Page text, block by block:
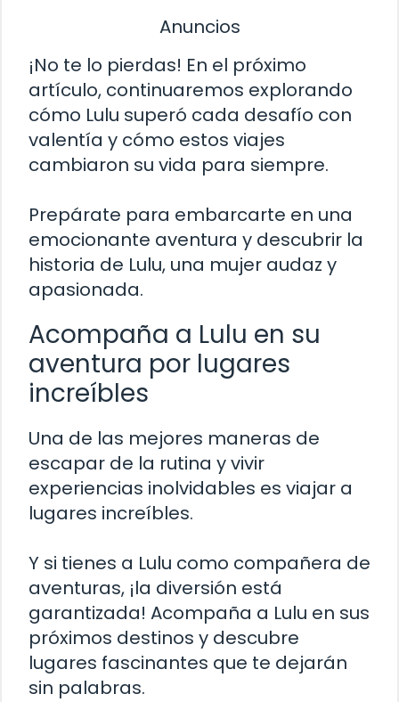
Anuncios
¡No te lo pierdas! En el próximo
artículo, continuaremos explorando
cómo Lulu superó cada desafío con
valentía y cómo estos viajes
cambiaron su vida para siempre.
Prepárate para embarcarte en una
emocionante aventura y descubrir la
historia de Lulu, una mujer audaz y
apasionada.
Acompaña a Lulu en su
aventura por lugares
increíbles
Una de las mejores maneras de
escapar de la rutina y vivir
experiencias inolvidables es viajar a
lugares increíbles.
Y si tienes a Lulu como compañera de
aventuras, ¡la diversión está
garantizada! Acompaña a Lulu en sus
próximos destinos y descubre
lugares fascinantes que te dejarán
sin palabras.